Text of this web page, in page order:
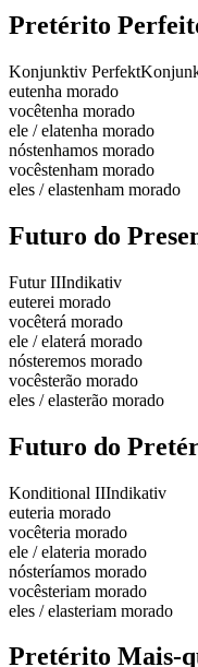
Pretérito
Konjunktiv Perfekt
eutenha morado
vocêtenha morado
ele / elatenha morado
nóstenhamos morado
vocêstenham morado
eles / elastenham morado
Futuro do
Futur IIIndikativ
euterei morado
vocêterá morado
ele / elaterá morado
nósteremos morado
vocêsterão morado
eles / elasterão morado
Futuro do
Konditional IIIndikativ
euteria morado
vocêteria morado
ele / elateria morado
nósteríamos morado
vocêsteriam morado
eles / elasteriam morado
Pretérito Mais-